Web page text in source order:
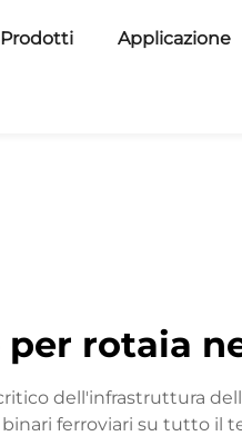
Prodotti Applicazione
rotaia
dell'infrastruttura
ferroviari su tutto il